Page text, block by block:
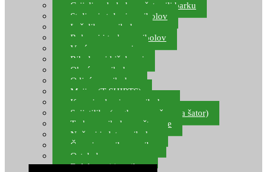
Grijalice, kuhala za šator ili barku
Stolice i stolovi za ribolov
Ležaljke za ribolov
Ruksaci i torbe za ribolov
Vreće za spavanje
Ribolovni kišobrani
Obuća za ribolov
Odjeća za ribolov
Majice (T-SHIRTS)
Kape i rukavice za ribolov
Svijetiljke (naglavne, ručne, za šator)
Torbe za ribolovne štapove
Noževi i alat za ribolov
Čamci za prihranu ribe
Ostala kamp oprema
Dalekozori i optika